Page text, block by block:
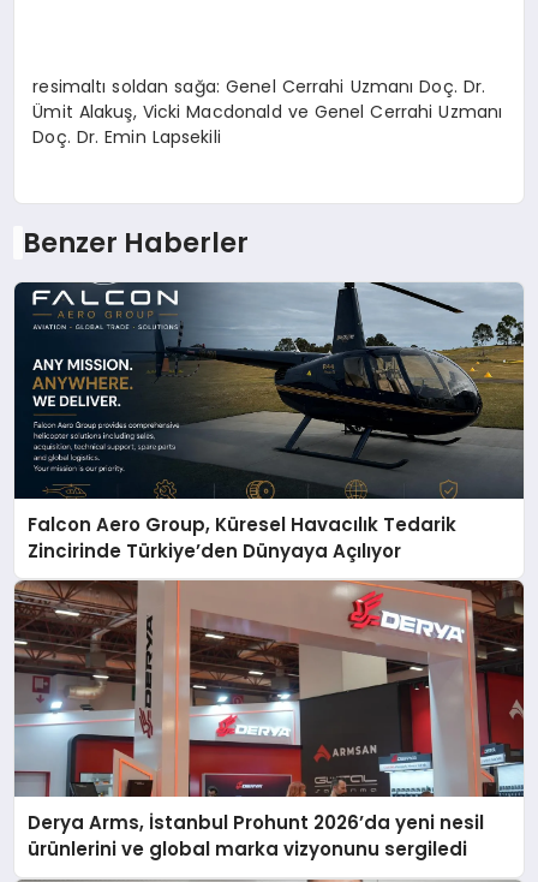
resimaltı soldan sağa: Genel Cerrahi Uzmanı Doç. Dr.
Ümit Alakuş, Vicki Macdonald ve Genel Cerrahi Uzmanı
Doç. Dr. Emin Lapsekili
Benzer Haberler
Falcon Aero Group, Küresel Havacılık Tedarik
Zincirinde Türkiye’den Dünyaya Açılıyor
Derya Arms, İstanbul Prohunt 2026’da yeni nesil
ürünlerini ve global marka vizyonunu sergiledi